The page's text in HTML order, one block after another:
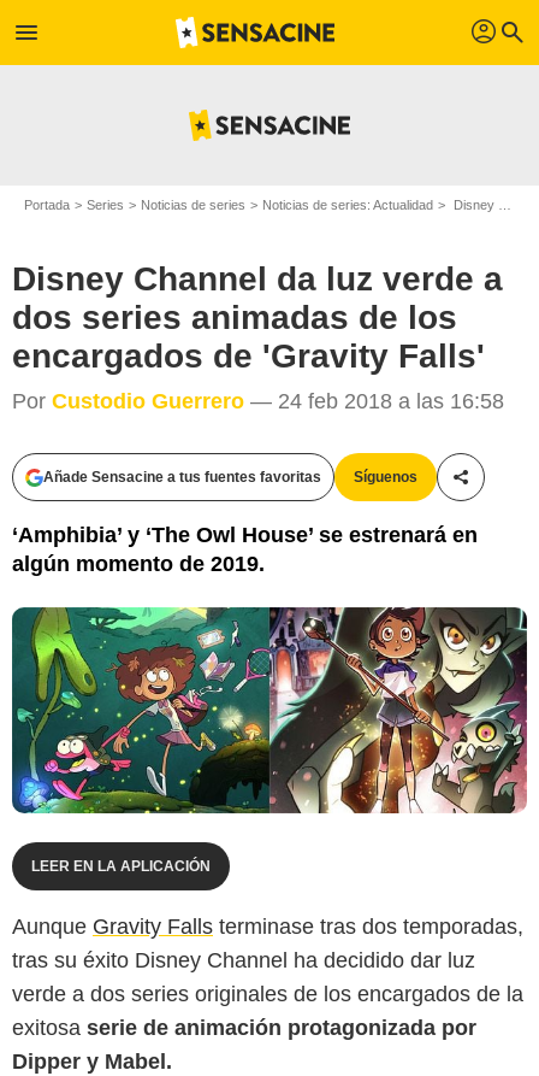
menu profil search
Portada Series Noticias de series Noticias de series: Actualidad Disney Channel da luz verde a dos series animadas de los encargados de 'Gravity Falls'
Disney Channel da luz verde a
dos series animadas de los
encargados de 'Gravity Falls'
Por Custodio Guerrero — 24 feb 2018 a las 16:58
Añade Sensacine a tus fuentes favoritas Síguenos
‘Amphibia’ y ‘The Owl House’ se estrenará en
algún momento de 2019.
Disney Channel
LEER EN LA APLICACIÓN
Aunque Gravity Falls terminase tras dos temporadas,
tras su éxito Disney Channel ha decidido dar luz
verde a dos series originales de los encargados de la
exitosa serie de animación protagonizada por
Dipper y Mabel.